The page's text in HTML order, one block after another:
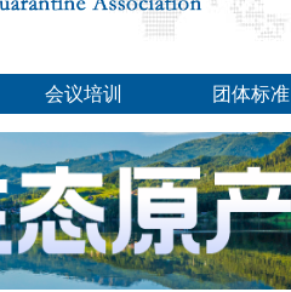
会议培训 团体标准